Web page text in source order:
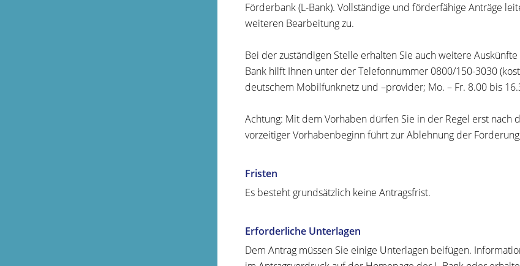
Förderbank (L-Bank). Vollständige und förderfähige Anträge
weiteren Bearbeitung zu.
Bei der zuständigen Stelle erhalten Sie auch weitere
Bank hilft Ihnen unter der Telefonnummer 0800/150-3030
deutschem Mobilfunknetz und –provider; Mo. – Fr. 8.00 bis
Achtung: Mit dem Vorhaben dürfen Sie in der Regel erst nach
vorzeitiger Vorhabenbeginn führt zur Ablehnung der
Fristen
Es besteht grundsätzlich keine Antragsfrist.
Erforderliche Unterlagen
Dem Antrag müssen Sie einige Unterlagen beifügen.